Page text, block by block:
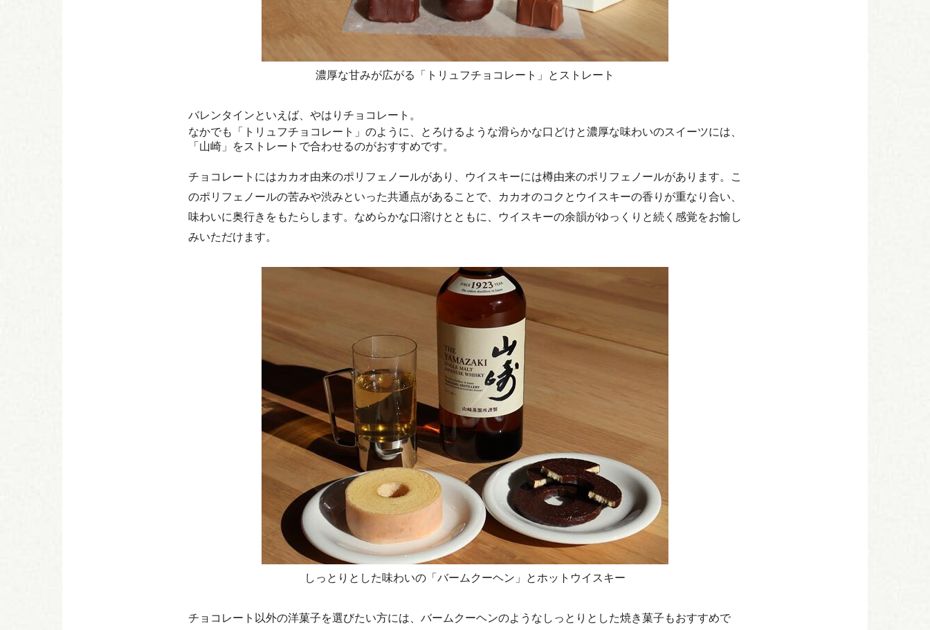
濃厚な甘みが広がる「トリュフチョコレート」とストレート
バレンタインといえば、やはりチョコレート。
なかでも「トリュフチョコレート」のように、とろけるような滑らかな口どけと濃厚な味わいのスイーツには、
「山崎」をストレートで合わせるのがおすすめです。
チョコレートにはカカオ由来のポリフェノールがあり、ウイスキーには樽由来のポリフェノールがあります。こ
のポリフェノールの苦みや渋みといった共通点があることで、カカオのコクとウイスキーの香りが重なり合い、
味わいに奥行きをもたらします。なめらかな口溶けとともに、ウイスキーの余韻がゆっくりと続く感覚をお愉し
みいただけます。
しっとりとした味わいの「バームクーヘン」とホットウイスキー
チョコレート以外の洋菓子を選びたい方には、バームクーヘンのようなしっとりとした焼き菓子もおすすめで